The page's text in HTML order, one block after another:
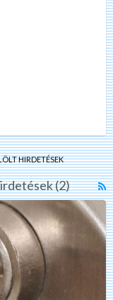
HIRDETÉSEK
(2)